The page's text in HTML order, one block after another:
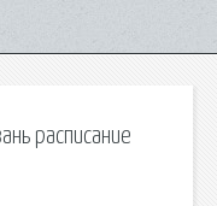
расписание